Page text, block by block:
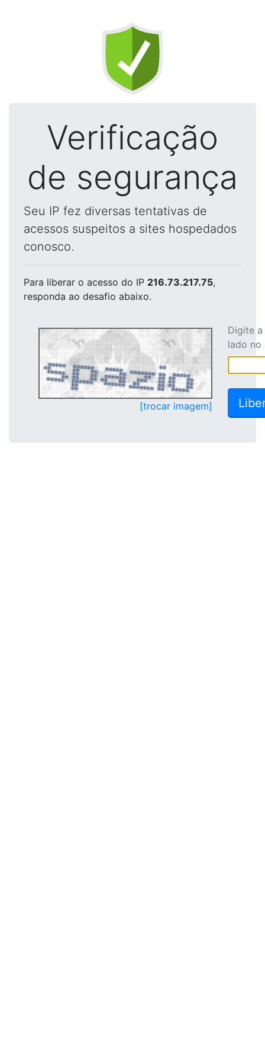
Verificação
de segurança
Seu IP fez diversas tentativas de
acessos suspeitos a sites hospedados
conosco.
Para liberar o acesso do IP 216.73.217.75,
responda ao desafio abaixo.
[trocar imagem]
Digite
lado no